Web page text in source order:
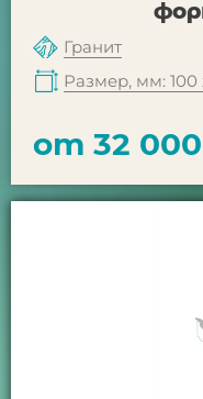
Гранит
Размер, мм: 100
от 32